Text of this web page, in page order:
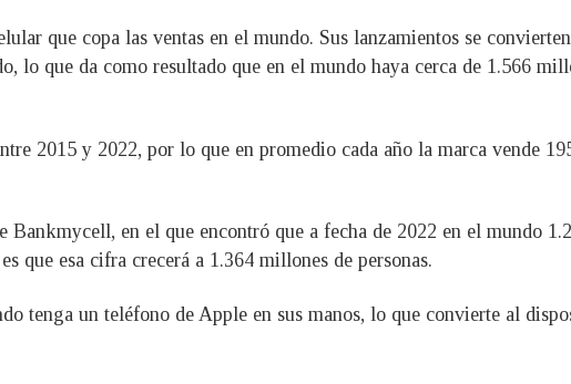
que copa las ventas en el mundo. Sus lanzamientos se
lo que da como resultado que en el mundo haya cerca de 1.566
2015 y 2022, por lo que en promedio cada año la marca vende
en el que encontró que a fecha de 2022 en el mundo
que esa cifra crecerá a 1.364 millones de personas.
tenga un teléfono de Apple en sus manos, lo que convierte al